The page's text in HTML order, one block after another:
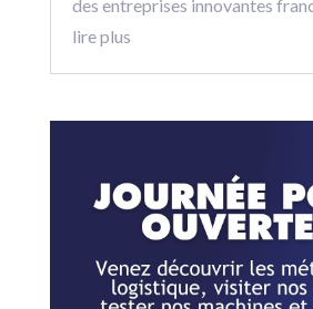
des entreprises innovantes
lire plus